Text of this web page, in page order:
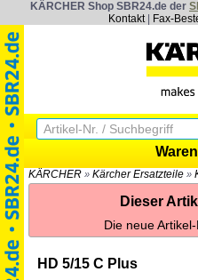
KÄRCHER Shop SBR24.de der
Kontakt| Fax-
KÄRCHER » Kärcher Ersatzteile »
Dieser
Die neue
HD 5/15 C Plus